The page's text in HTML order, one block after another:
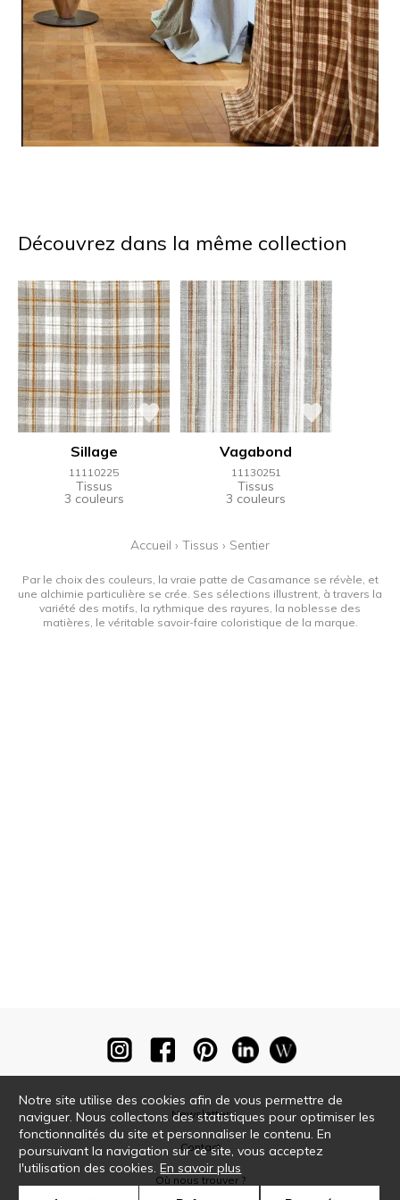
Découvrez dans la même collection
Sillage
11110225
Tissus
3 couleurs
Vagabond
11130251
Tissus
3 couleurs
Accueil › Tissus › Sentier
Par le choix des couleurs, la vraie patte de Casamance se révèle, et
une alchimie particulière se crée. Ses sélections illustrent, à travers la
variété des motifs, la rythmique des rayures, la noblesse des
matières, le véritable savoir-faire coloristique de la marque.
Newsletter
Contact
Où nous trouver ?
Notre site utilise des cookies afin de vous permettre de
naviguer. Nous collectons des statistiques pour optimiser les
fonctionnalités du site et personnaliser le contenu. En
poursuivant la navigation sur ce site, vous acceptez
l'utilisation des cookies.En savoir plus